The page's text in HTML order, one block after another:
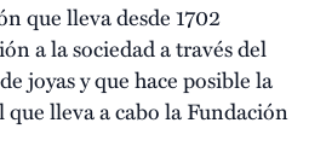
que lleva desde 1702
a la sociedad a través del
joyas y que hace posible la
lleva a cabo la Fundación